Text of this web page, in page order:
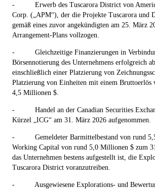
-
Erwerb des Tuscarora District von
Corp. („ APM“), der die Projekte Tuscarora und
gemäß eines zuvor angekündigten am 25. März
Arrangement-Plans vollzogen.
-
Gleichzeitige Finanzierungen in
Börsennotierung des Unternehmens erfolgreich
einschließlich einer Platzierung von
Platzierung von Einheiten mit einem Bruttoerlös
4,5 Millionen $.
-
Handel an der Canadian Securities
Kürzel „ICG“ am 31. März 2026 aufgenommen.
-
Gemeldeter Barmittelbestand von rund
Working Capital von rund 5,0 Millionen $ zum
das Unternehmen bestens aufgestellt ist, die
Tuscarora District voranzutreiben.
-
Ausgewiesene Explorations- und